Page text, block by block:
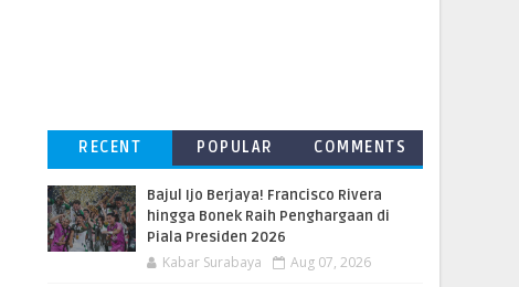
RECENT POPULAR COMMENTS
Bajul Ijo Berjaya! Francisco Rivera
hingga Bonek Raih Penghargaan di
Piala Presiden 2026
Kabar Surabaya Aug 07, 2026